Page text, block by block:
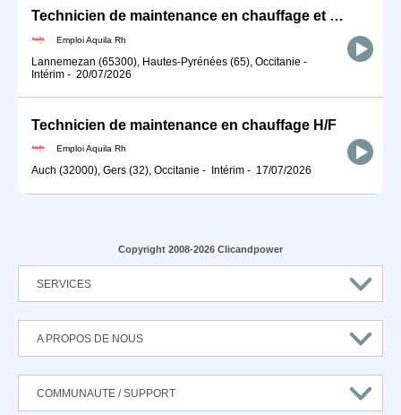
Technicien de maintenance en chauffage et climatisation H/F
Emploi Aquila Rh
Lannemezan (65300), Hautes-Pyrénées (65), Occitanie -
Intérim - 20/07/2026
Technicien de maintenance en chauffage H/F
Emploi Aquila Rh
Auch (32000), Gers (32), Occitanie - Intérim - 17/07/2026
Copyright 2008-2026 Clicandpower
SERVICES
A PROPOS DE NOUS
COMMUNAUTE / SUPPORT